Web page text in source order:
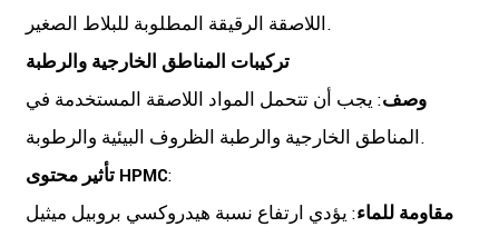
اللاصقة الرقيقة المطلوبة للبلاط الصغير.
تركيبات المناطق الخارجية والرطبة
وصف: يجب أن تتحمل المواد اللاصقة المستخدمة في
المناطق الخارجية والرطبة الظروف البيئية والرطوبة.
تأثير محتوى HPMC:
مقاومة للماء: يؤدي ارتفاع نسبة هيدروكسي بروبيل ميثيل